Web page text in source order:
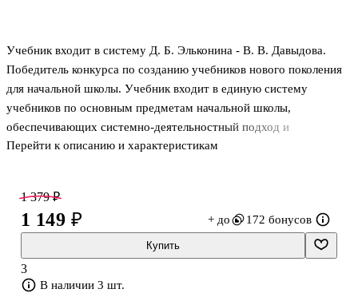
Учебник входит в систему Д. Б. Эльконина - В. В. Давыдова.
Победитель конкурса по созданию учебников нового поколения
для начальной школы. Учебник входит в единую систему
учебников по основным предметам начальной школы,
обеспечивающих системно-деятельностный подход и
развивающий характер обучения. Полностью соответствует
ребенка. Реализует уникальную методику преподавания
предмета, разработанную ведущими педагогами-психологами
России и успешно зарекомендовавшую себя в российских и
зарубежных школах. Рекомендован Министерством просвещения
Российской Федерации.
Перейти к описанию и характеристикам
1 379 ₽
1 149 ₽ + до 172 бонусов
Купить
3
В наличии 3 шт.